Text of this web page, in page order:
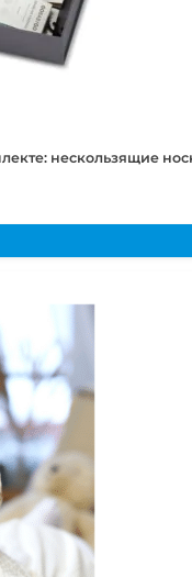
нескользящие